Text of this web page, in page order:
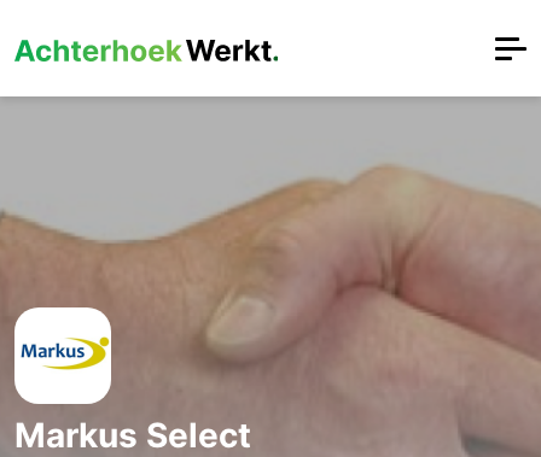
Markus Select